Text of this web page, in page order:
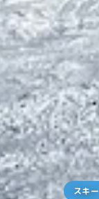
スキー